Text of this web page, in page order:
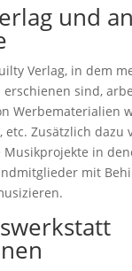
und
Verlag, in dem
erschienen sind,
Werbematerialien
etc. Zusätzlich dazu
Musikprojekte in
mit